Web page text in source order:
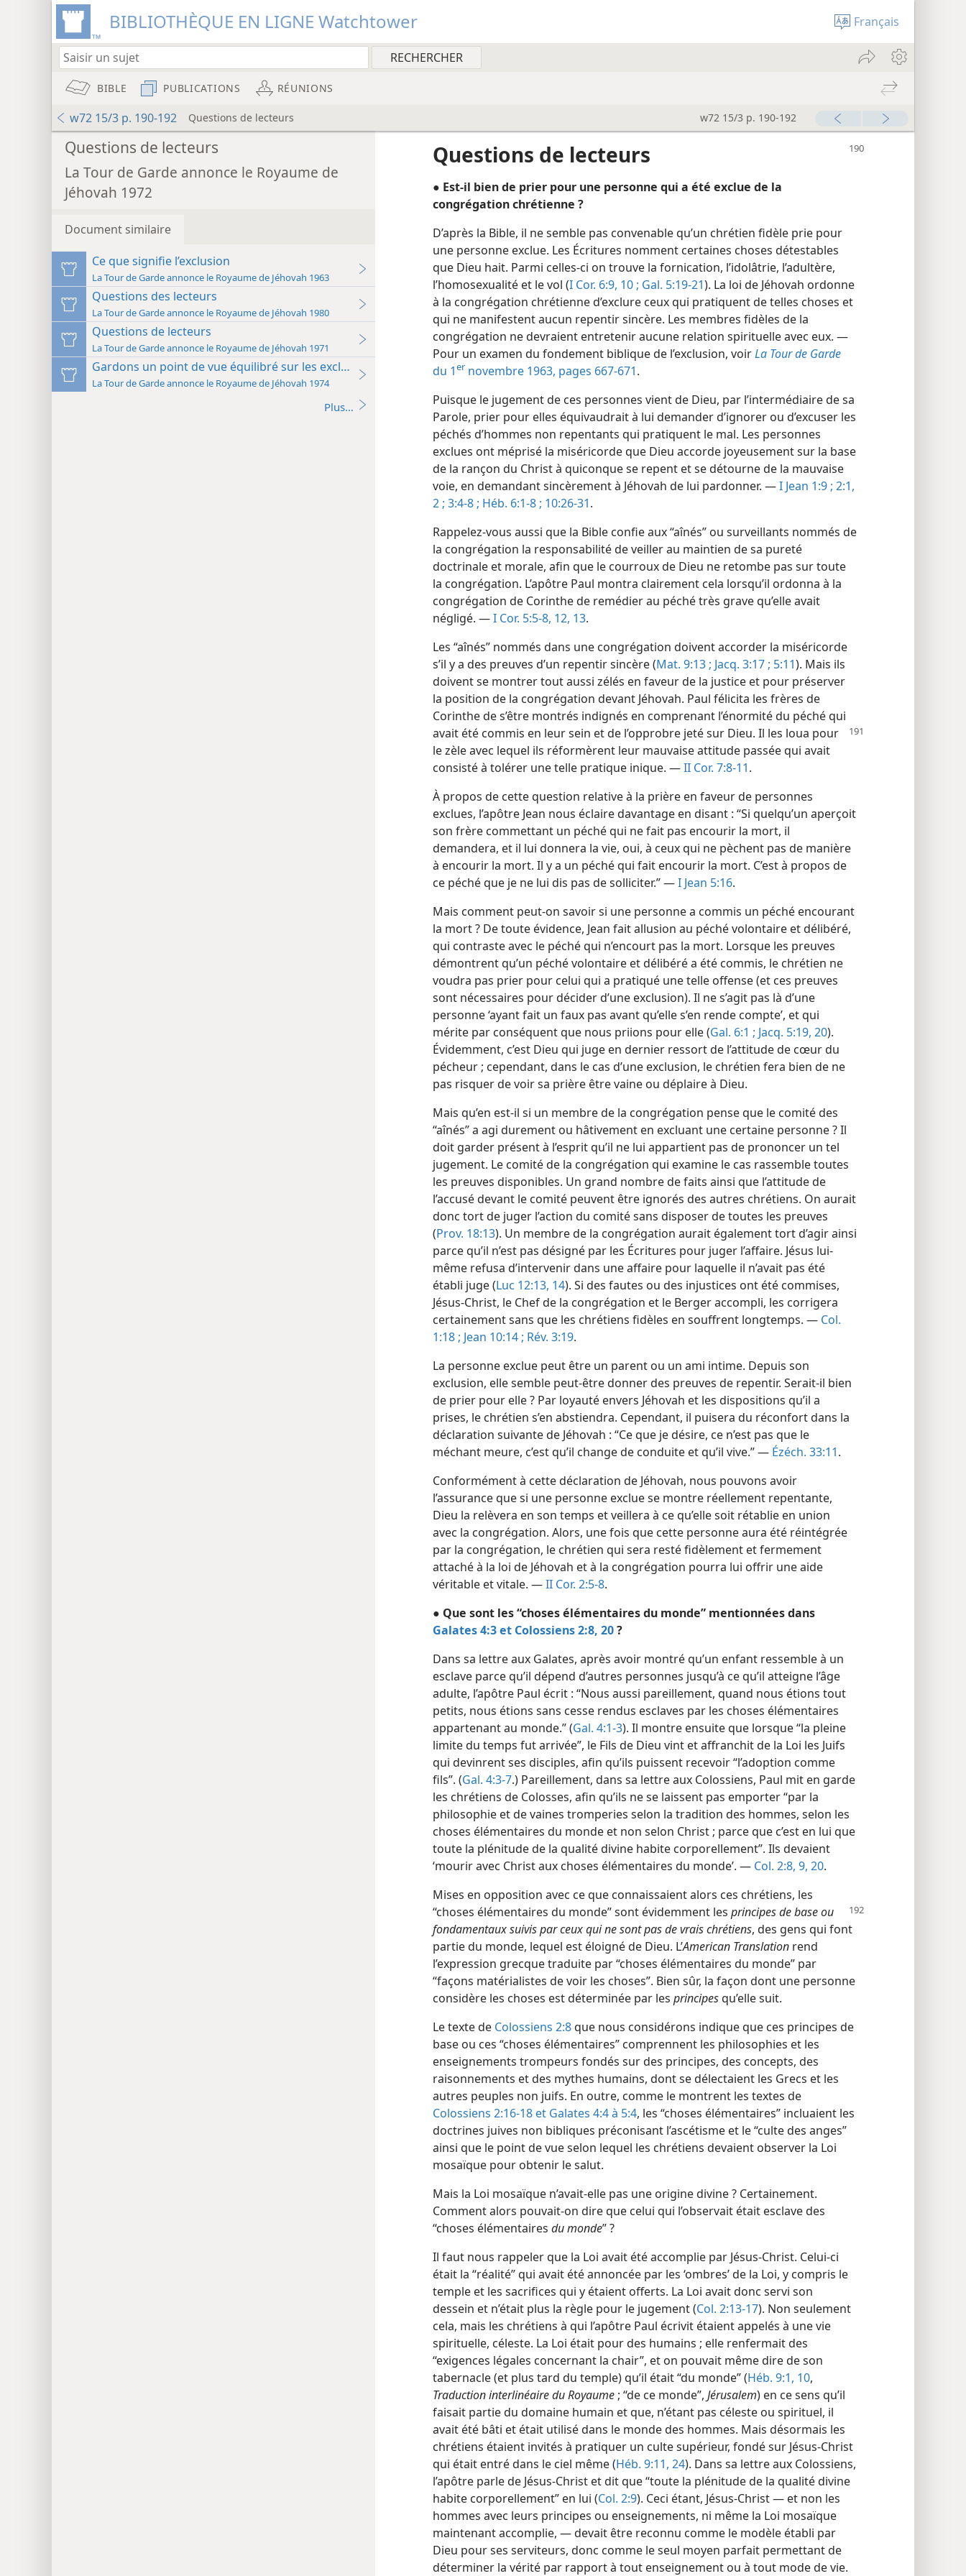
BIBLIOTHÈQUE EN LIGNE Watchtower Français
BIBLE PUBLICATIONS RÉUNIONS
w72 15/3 p. 190-192 Questions de lecteurs w72 15/3 p. 190-192
Questions de lecteurs
La Tour de Garde annonce le Royaume de
Jéhovah 1972
Document similaire
Ce que signifie l’exclusion
La Tour de Garde annonce le Royaume de Jéhovah 1963
Questions des lecteurs
La Tour de Garde annonce le Royaume de Jéhovah 1980
Questions de lecteurs
La Tour de Garde annonce le Royaume de Jéhovah 1971
Gardons un point de vue équilibré sur les exclus
La Tour de Garde annonce le Royaume de Jéhovah 1974
Plus…
Questions de lecteurs
● Est-​il bien de prier pour une personne qui a été exclue de la
congrégation chrétienne ?
D’après la Bible, il ne semble pas convenable qu’un chrétien fidèle prie pour
une personne exclue. Les Écritures nomment certaines choses détestables
que Dieu hait. Parmi celles-ci on trouve la fornication, l’idolâtrie, l’adultère,
l’homosexualité et le vol (I Cor. 6:9, 10 ; Gal. 5:19-21). La loi de Jéhovah ordonne
à la congrégation chrétienne d’exclure ceux qui pratiquent de telles choses et
qui ne manifestent aucun repentir sincère. Les membres fidèles de la
congrégation ne devraient entretenir aucune relation spirituelle avec eux. —
Pour un examen du fondement biblique de l’exclusion, voirLa Tour de Garde
du 1er novembre 1963, pages 667-671.
Puisque le jugement de ces personnes vient de Dieu, par l’intermédiaire de sa
Parole, prier pour elles équivaudrait à lui demander d’ignorer ou d’excuser les
péchés d’hommes non repentants qui pratiquent le mal. Les personnes
exclues ont méprisé la miséricorde que Dieu accorde joyeusement sur la base
de la rançon du Christ à quiconque se repent et se détourne de la mauvaise
voie, en demandant sincèrement à Jéhovah de lui pardonner. —I Jean 1:9 ; 2:1,
2 ; 3:4-8 ; Héb. 6:1-8 ; 10:26-31.
Rappelez-​vous aussi que la Bible confie aux “aînés” ou surveillants nommés de
la congrégation la responsabilité de veiller au maintien de sa pureté
doctrinale et morale, afin que le courroux de Dieu ne retombe pas sur toute
la congrégation. L’apôtre Paul montra clairement cela lorsqu’il ordonna à la
congrégation de Corinthe de remédier au péché très grave qu’elle avait
négligé. —I Cor. 5:5-8, 12, 13.
Les “aînés” nommés dans une congrégation doivent accorder la miséricorde
s’il y a des preuves d’un repentir sincère (Mat. 9:13 ; Jacq. 3:17 ; 5:11). Mais ils
doivent se montrer tout aussi zélés en faveur de la justice et pour préserver
la position de la congrégation devant Jéhovah. Paul félicita les frères de
Corinthe de s’être montrés indignés en comprenant l’énormité du péché qui
avait été commis en leur sein et de l’opprobre jeté sur Dieu. Il les loua pour
le zèle avec lequel ils réformèrent leur mauvaise attitude passée qui avait
consisté à tolérer une telle pratique inique. —II Cor. 7:8-11.
À propos de cette question relative à la prière en faveur de personnes
exclues, l’apôtre Jean nous éclaire davantage en disant : “Si quelqu’un aperçoit
son frère commettant un péché qui ne fait pas encourir la mort, il
demandera, et il lui donnera la vie, oui, à ceux qui ne pèchent pas de manière
à encourir la mort. Il y a un péché qui fait encourir la mort. C’est à propos de
ce péché que je ne lui dis pas de solliciter.” —I Jean 5:16.
Mais comment peut-​on savoir si une personne a commis un péché encourant
la mort ? De toute évidence, Jean fait allusion au péché volontaire et délibéré,
qui contraste avec le péché qui n’encourt pas la mort. Lorsque les preuves
démontrent qu’un péché volontaire et délibéré a été commis, le chrétien ne
voudra pas prier pour celui qui a pratiqué une telle offense (et ces preuves
sont nécessaires pour décider d’une exclusion). Il ne s’agit pas là d’une
personne ‘ayant fait un faux pas avant qu’elle s’en rende compte’, et qui
mérite par conséquent que nous priions pour elle (Gal. 6:1 ; Jacq. 5:19, 20).
Évidemment, c’est Dieu qui juge en dernier ressort de l’attitude de cœur du
pécheur ; cependant, dans le cas d’une exclusion, le chrétien fera bien de ne
pas risquer de voir sa prière être vaine ou déplaire à Dieu.
Mais qu’en est-​il si un membre de la congrégation pense que le comité des
“aînés” a agi durement ou hâtivement en excluant une certaine personne ? Il
doit garder présent à l’esprit qu’il ne lui appartient pas de prononcer un tel
jugement. Le comité de la congrégation qui examine le cas rassemble toutes
les preuves disponibles. Un grand nombre de faits ainsi que l’attitude de
l’accusé devant le comité peuvent être ignorés des autres chrétiens. On aurait
donc tort de juger l’action du comité sans disposer de toutes les preuves
(Prov. 18:13). Un membre de la congrégation aurait également tort d’agir ainsi
parce qu’il n’est pas désigné par les Écritures pour juger l’affaire. Jésus lui-​
même refusa d’intervenir dans une affaire pour laquelle il n’avait pas été
établi juge (Luc 12:13, 14). Si des fautes ou des injustices ont été commises,
Jésus-Christ, le Chef de la congrégation et le Berger accompli, les corrigera
certainement sans que les chrétiens fidèles en souffrent longtemps. — Col.
1:18 ; Jean 10:14 ; Rév. 3:19.
La personne exclue peut être un parent ou un ami intime. Depuis son
exclusion, elle semble peut-être donner des preuves de repentir. Serait-​il bien
de prier pour elle ? Par loyauté envers Jéhovah et les dispositions qu’il a
prises, le chrétien s’en abstiendra. Cependant, il puisera du réconfort dans la
déclaration suivante de Jéhovah : “Ce que je désire, ce n’est pas que le
méchant meure, c’est qu’il change de conduite et qu’il vive.” — Ézéch. 33:11.
Conformément à cette déclaration de Jéhovah, nous pouvons avoir
l’assurance que si une personne exclue se montre réellement repentante,
Dieu la relèvera en son temps et veillera à ce qu’elle soit rétablie en union
avec la congrégation. Alors, une fois que cette personne aura été réintégrée
par la congrégation, le chrétien qui sera resté fidèlement et fermement
attaché à la loi de Jéhovah et à la congrégation pourra lui offrir une aide
véritable et vitale. —II Cor. 2:5-8.
● Que sont les “choses élémentaires du monde” mentionnées dans
Galates 4:3 et Colossiens 2:8, 20?
Dans sa lettre aux Galates, après avoir montré qu’un enfant ressemble à un
esclave parce qu’il dépend d’autres personnes jusqu’à ce qu’il atteigne l’âge
adulte, l’apôtre Paul écrit : “Nous aussi pareillement, quand nous étions tout
petits, nous étions sans cesse rendus esclaves par les choses élémentaires
appartenant au monde.” (Gal. 4:1-3). Il montre ensuite que lorsque “la pleine
limite du temps fut arrivée”, le Fils de Dieu vint et affranchit de la Loi les Juifs
qui devinrent ses disciples, afin qu’ils puissent recevoir “l’adoption comme
fils”. (Gal. 4:3-7.) Pareillement, dans sa lettre aux Colossiens, Paul mit en garde
les chrétiens de Colosses, afin qu’ils ne se laissent pas emporter “par la
philosophie et de vaines tromperies selon la tradition des hommes, selon les
choses élémentaires du monde et non selon Christ ; parce que c’est en lui que
toute la plénitude de la qualité divine habite corporellement”. Ils devaient
‘mourir avec Christ aux choses élémentaires du monde’. — Col. 2:8, 9, 20.
Mises en opposition avec ce que connaissaient alors ces chrétiens, les
“choses élémentaires du monde” sont évidemment les principes de base ou
fondamentaux suivis par ceux qui ne sont pas de vrais chrétiens, des gens qui font
partie du monde, lequel est éloigné de Dieu. L’American Translation rend
l’expression grecque traduite par “choses élémentaires du monde” par
“façons matérialistes de voir les choses”. Bien sûr, la façon dont une personne
considère les choses est déterminée par les principesqu’elle suit.
Le texte de Colossiens 2:8que nous considérons indique que ces principes de
base ou ces “choses élémentaires” comprennent les philosophies et les
enseignements trompeurs fondés sur des principes, des concepts, des
raisonnements et des mythes humains, dont se délectaient les Grecs et les
autres peuples non juifs. En outre, comme le montrent les textes de
Colossiens 2:16-18 et Galates 4:4 à 5:4, les “choses élémentaires” incluaient les
doctrines juives non bibliques préconisant l’ascétisme et le “culte des anges”
ainsi que le point de vue selon lequel les chrétiens devaient observer la Loi
mosaïque pour obtenir le salut.
Mais la Loi mosaïque n’avait-​elle pas une origine divine ? Certainement.
Comment alors pouvait-​on dire que celui qui l’observait était esclave des
“choses élémentaires du monde” ?
Il faut nous rappeler que la Loi avait été accomplie par Jésus-Christ. Celui-ci
était la “réalité” qui avait été annoncée par les ‘ombres’ de la Loi, y compris le
temple et les sacrifices qui y étaient offerts. La Loi avait donc servi son
dessein et n’était plus la règle pour le jugement (Col. 2:13-17). Non seulement
cela, mais les chrétiens à qui l’apôtre Paul écrivit étaient appelés à une vie
spirituelle, céleste. La Loi était pour des humains ; elle renfermait des
“exigences légales concernant la chair”, et on pouvait même dire de son
tabernacle (et plus tard du temple) qu’il était “du monde” (Héb. 9:1, 10,
Traduction interlinéaire du Royaume ; “de ce monde”, Jérusalem) en ce sens qu’il
faisait partie du domaine humain et que, n’étant pas céleste ou spirituel, il
avait été bâti et était utilisé dans le monde des hommes. Mais désormais les
chrétiens étaient invités à pratiquer un culte supérieur, fondé sur Jésus-Christ
qui était entré dans le ciel même (Héb. 9:11, 24). Dans sa lettre aux Colossiens,
l’apôtre parle de Jésus-Christ et dit que “toute la plénitude de la qualité divine
habite corporellement” en lui (Col. 2:9). Ceci étant, Jésus-Christ — et non les
hommes avec leurs principes ou enseignements, ni même la Loi mosaïque
maintenant accomplie, — devait être reconnu comme le modèle établi par
Dieu pour ses serviteurs, donc comme le seul moyen parfait permettant de
déterminer la vérité par rapport à tout enseignement ou à tout mode de vie.